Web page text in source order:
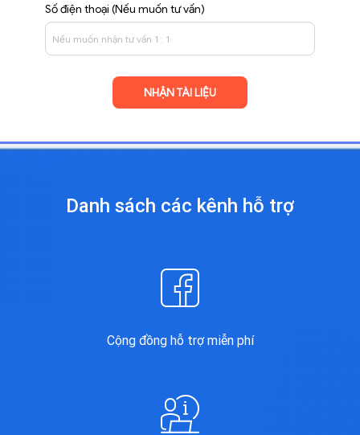
Số điện thoại (Nếu muốn tư vấn)
Danh sách các kênh hỗ trợ
Cộng đồng hỗ trợ miễn phí